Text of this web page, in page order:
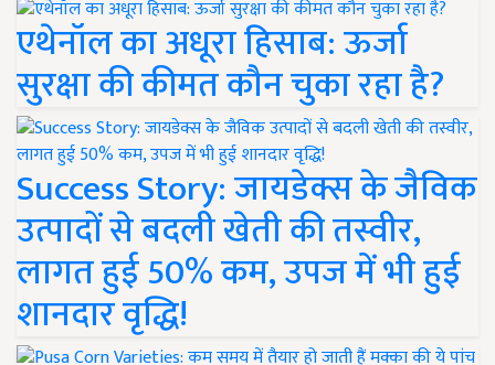
एथेनॉल का अधूरा हिसाब: ऊर्जा
सुरक्षा की कीमत कौन चुका रहा है?
Success Story: जायडेक्स के जैविक
उत्पादों से बदली खेती की तस्वीर,
लागत हुई 50% कम, उपज में भी हुई
शानदार वृद्धि!